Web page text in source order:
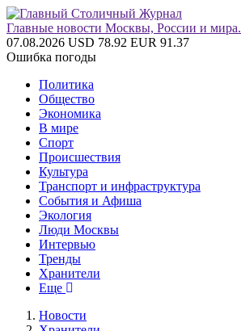
Главные новости Москвы, России и мира.
07.08.2026 USD 78.92 EUR 91.37
Ошибка погоды
Политика
Общество
Экономика
В мире
Спорт
Происшествия
Культура
Транспорт и инфраструктура
События и Афиша
Экология
Люди Москвы
Интервью
Тренды
Хранители
Еще
Новости